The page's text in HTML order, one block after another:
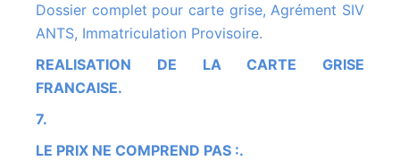
Dossier complet pour carte grise, Agrément SIV
ANTS, Immatriculation Provisoire.
REALISATION DE LA CARTE GRISE
FRANCAISE.
7.
LE PRIX NE COMPREND PAS :.